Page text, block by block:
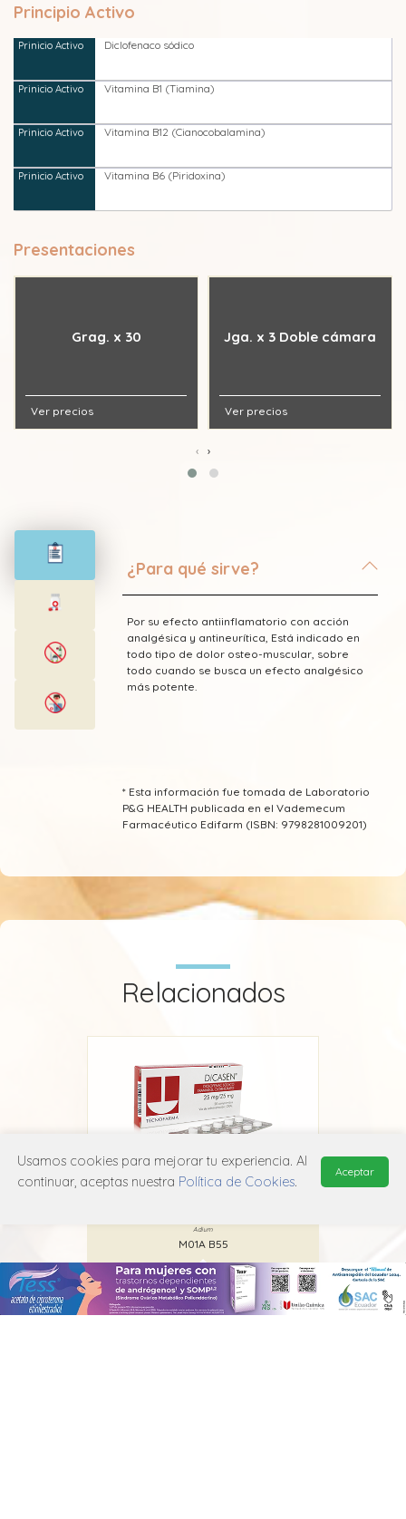
Principio Activo
Diclofenaco sódico
Vitamina B1 (Tiamina)
Vitamina B12 (Cianocobalamina)
Vitamina B6 (Piridoxina)
Presentaciones
Grag. x 30
Ver precios
Jga. x 3 Doble cámara
Ver precios
‹ ›
¿Para qué sirve?
Por su efecto antiinflamatorio con acción
analgésica y antineurítica, Está indicado en
todo tipo de dolor osteo-muscular, sobre
todo cuando se busca un efecto analgésico
más potente.
* Esta información fue tomada de Laboratorio
P&G HEALTH publicada en el Vademecum
Farmacéutico Edifarm (ISBN: 9798281009201)
Relacionados
Adium
M01A B55
Usamos cookies para mejorar tu experiencia. Al
continuar, aceptas nuestra Política de Cookies.
Aceptar